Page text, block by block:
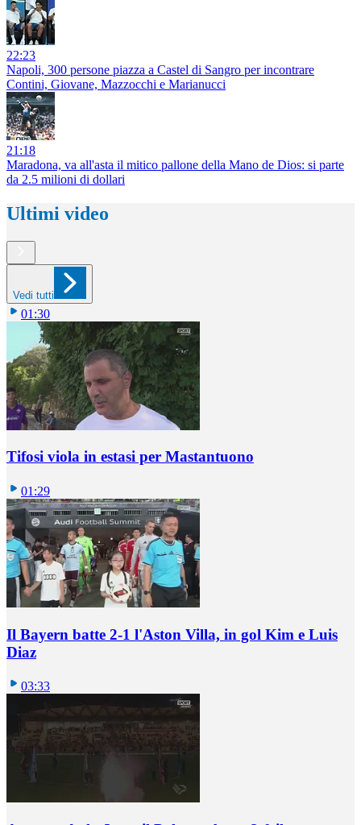
22:23
Napoli, 300 persone piazza a Castel di Sangro per incontrare
Contini, Giovane, Mazzocchi e Marianucci
21:18
Maradona, va all'asta il mitico pallone della Mano de Dios: si parte
da 2.5 milioni di dollari
Ultimi video
Vedi tutti
01:30
Tifosi viola in estasi per Mastantuono
01:29
Il Bayern batte 2-1 l'Aston Villa, in gol Kim e Luis
Diaz
03:33